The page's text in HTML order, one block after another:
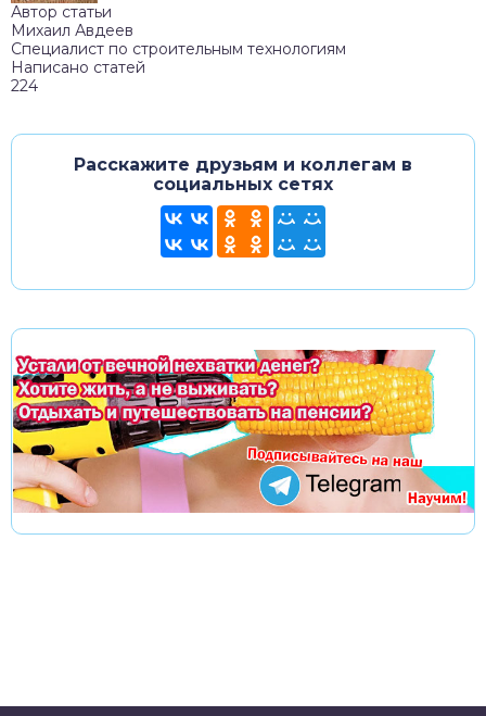
Автор статьи
Михаил Авдеев
Специалист по строительным технологиям
Написано статей
224
Расскажите друзьям и коллегам в
социальных сетях